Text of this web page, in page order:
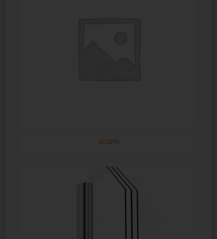
SCOPRI